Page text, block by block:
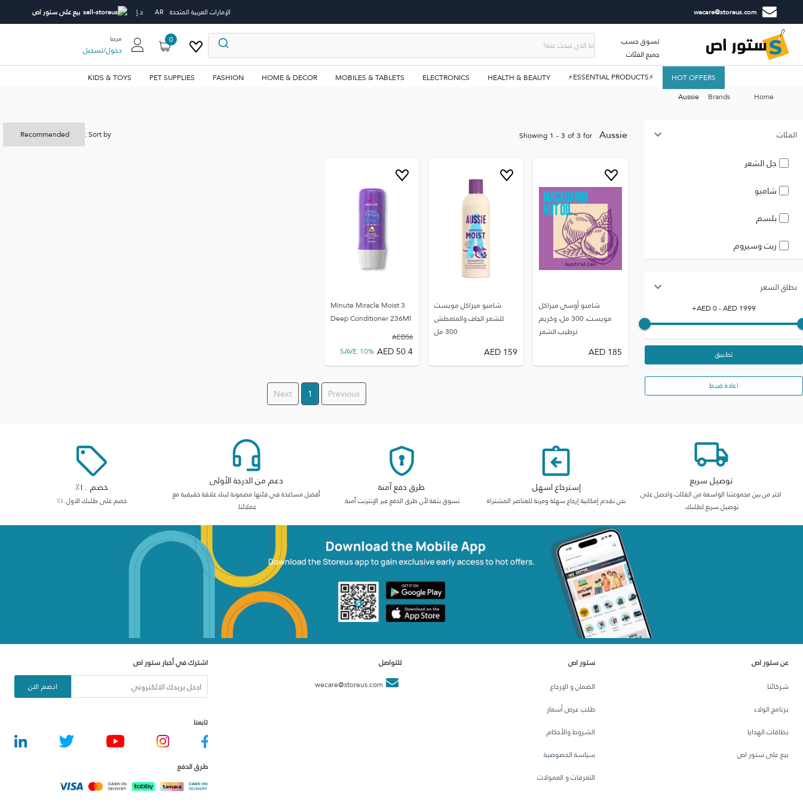
wecare@storeus.com الإمارات العربية المتحدة AR د.إ بيع على ستور اص
تسوق حسب
جميع الفئات
0 مرحبا
دخول/تسجيل
HOT OFFERS
⚡ESSENTIAL PRODUCTS⚡
HEALTH & BEAUTY
ELECTRONICS
MOBILES & TABLETS
HOME & DECOR
FASHION
PET SUPPLIES
KIDS & TOYS
Home
Brands
Aussie
الفئات
جل الشعر
شامبو
بلسم
زيت وسيروم
نطاق السعر
AED0- AED1999
+
تطبيق
اعادة ضبط
Showing 1 -3 of3 for Aussie
Sort by :
شامبو أوسي ميراكل
مويست، 300 مل، وكريم
ترطيب الشعر
185
AED
شامبو ميراكل مويست
للشعر الجاف والمتعطش
300 مل
159
AED
3 Minute Miracle Moist
Deep Conditioner 236Ml
56
AED
50.4
AED
SAVE 10%
Previous
1
Next
توصيل سريع
اختر من بين مجموعتنا الواسعة من الفئات واحصل على
توصيل سريع لطلبك.
إسترجاع اسهل
نحن نقدم إمكانية إرجاع سهلة ومرنة للعناصر المشتراة
طرق دفع آمنة
تسوق بثقة لأن طرق الدفع عبر الإنترنت آمنة.
دعم من الدرجة الأولى
أفضل مساعدة في فئتها مضمونة لبناء علاقة حقيقية مع
عملائنا.
خصم ١٠٪
خصم على طلبك الاول١٠٪
عن ستور اص
شركائنا
برنامج الولاء
بطاقات الهدايا
بيع على ستور اص
ستور اص
الضمان و الإرجاع
طلب عرض أسعار
الشروط والأحكام
سياسة الخصوصية
التعرفات و العمولات
للتواصل
wecare@storeus.com
اشترك في أخبار ستور اص
انضم الان
تابعنا
طرق الدفع